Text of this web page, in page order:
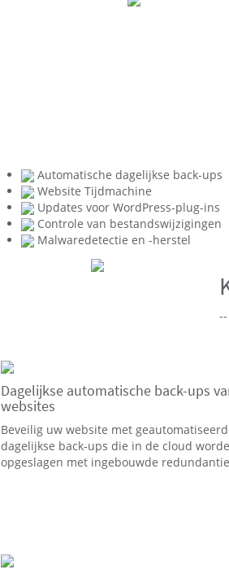
Automatische dagelijkse back-ups
Website Tijdmachine
Updates voor WordPress-plug-ins
Controle van bestandswijzigingen
Malwaredetectie en -herstel
--
Dagelijkse automatische back-ups
websites
Beveilig uw website met
dagelijkse back-ups die in de cloud
opgeslagen met ingebouwde